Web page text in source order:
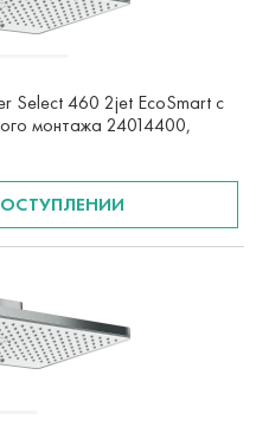
Select 460 2jet EcoSmart с
монтажа 24014400,